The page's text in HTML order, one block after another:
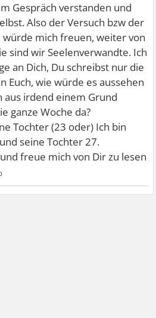
Gespräch verstanden und
Also der Versuch bzw der
mich freuen, weiter von
sind wir Seelenverwandte. Ich
an Dich, Du schreibst nur die
Euch, wie würde es aussehen
aus irdend einem Grund
ganze Woche da?
Tochter (23 oder) Ich bin
seine Tochter 27.
freue mich von Dir zu lesen